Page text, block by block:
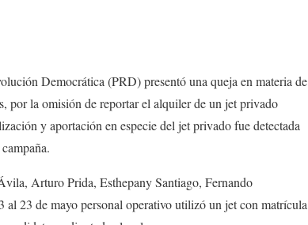
Democrática (PRD) presentó una queja en materia de
por la omisión de reportar el alquiler de un jet privado
y aportación en especie del jet privado fue detectada
Arturo Prida, Esthepany Santiago, Fernando
23 de mayo personal operativo utilizó un jet con matrícula